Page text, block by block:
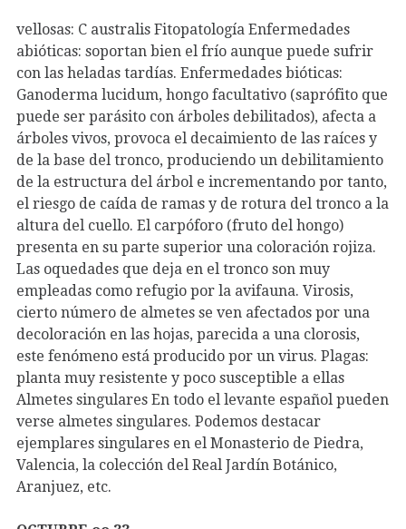
vellosas: C australis Fitopatología Enfermedades
abióticas: soportan bien el frío aunque puede sufrir
con las heladas tardías. Enfermedades bióticas:
Ganoderma lucidum, hongo facultativo (saprófito que
puede ser parásito con árboles debilitados), afecta a
árboles vivos, provoca el decaimiento de las raíces y
de la base del tronco, produciendo un debilitamiento
de la estructura del árbol e incrementando por tanto,
el riesgo de caída de ramas y de rotura del tronco a la
altura del cuello. El carpóforo (fruto del hongo)
presenta en su parte superior una coloración rojiza.
Las oquedades que deja en el tronco son muy
empleadas como refugio por la avifauna. Virosis,
cierto número de almetes se ven afectados por una
decoloración en las hojas, parecida a una clorosis,
este fenómeno está producido por un virus. Plagas:
planta muy resistente y poco susceptible a ellas
Almetes singulares En todo el levante español pueden
verse almetes singulares. Podemos destacar
ejemplares singulares en el Monasterio de Piedra,
Valencia, la colección del Real Jardín Botánico,
Aranjuez, etc.